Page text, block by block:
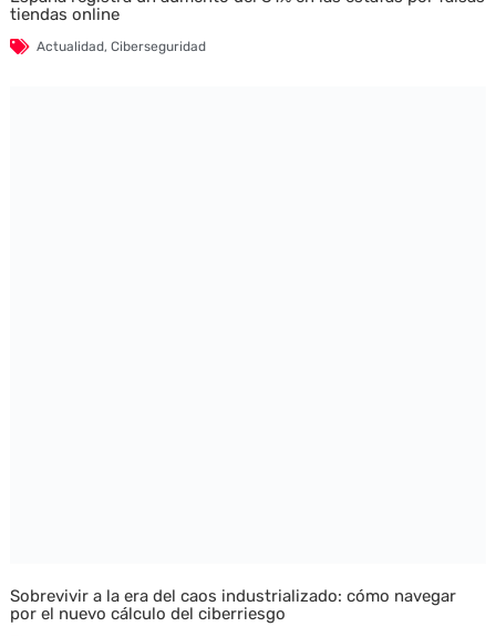
tiendas online
Actualidad, Ciberseguridad
Sobrevivir a la era del caos industrializado: cómo navegar
por el nuevo cálculo del ciberriesgo